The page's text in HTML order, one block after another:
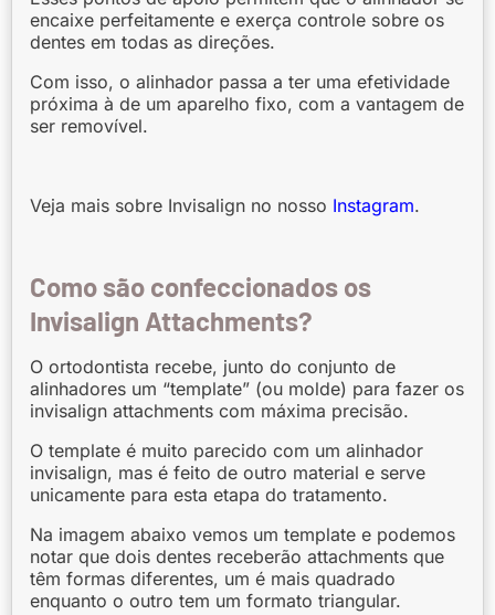
encaixe perfeitamente e exerça controle sobre os
dentes em todas as direções.
Com isso, o alinhador passa a ter uma efetividade
próxima à de um aparelho fixo, com a vantagem de
ser removível.
Veja mais sobre Invisalign no nosso Instagram.
Como são confeccionados os
Invisalign Attachments?
O ortodontista recebe, junto do conjunto de
alinhadores um “template” (ou molde) para fazer os
invisalign attachments com máxima precisão.
O template é muito parecido com um alinhador
invisalign, mas é feito de outro material e serve
unicamente para esta etapa do tratamento.
Na imagem abaixo vemos um template e podemos
notar que dois dentes receberão attachments que
têm formas diferentes, um é mais quadrado
enquanto o outro tem um formato triangular.